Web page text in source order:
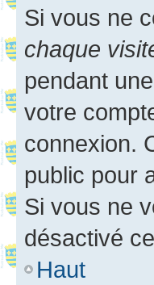
Si vous ne
chaque
pendant
votre
connexion.
public pour
Si vous ne
désactivé
Haut